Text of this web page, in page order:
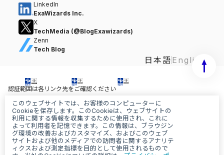
このウェブサイトでは、お客様のコンピューターに
Cookieを保存します。このCookieは、ウェブサイトの
利用に関する情報を収集するために使用され、これに
よって利用者を記憶できます。この情報は、ブラウジン
グ環境の改善およびカスタマイズ、およびこのウェブ
サイトおよび他のメディアでの訪問者に関するアナリテ
ィクスおよび測定指標を目的として使用されるもので
LinkedIn
ExaWizards Inc.
X
TechMedia (@BlogExawizards)
Zenn
Tech Blog
日本語 English
認証範囲は各リンク先をご確認ください
情報セキュリティ基本方針
個人情報保護基本方針
AI基本ポリシー